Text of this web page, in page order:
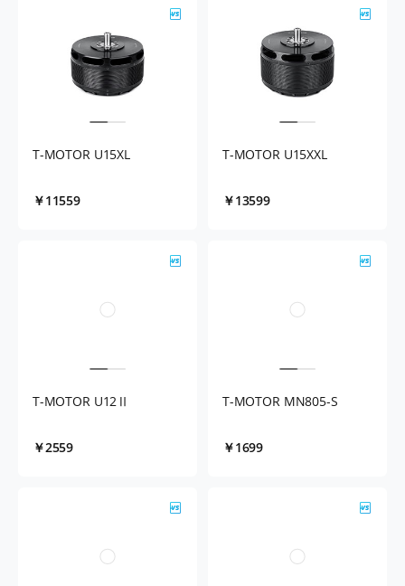
T-MOTOR U15XL
￥11559
T-MOTOR U15XXL
￥13599
T-MOTOR U12Ⅱ
￥2559
T-MOTOR MN805-S
￥1699